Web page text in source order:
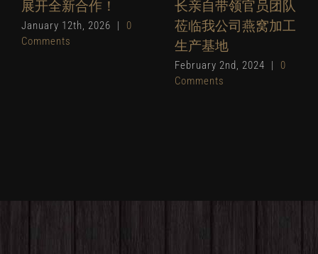
展开全新合作！
January 12th, 2026 |
0
Comments
长亲自带领官员团队
莅临我公司燕窝加工
生产基地
February 2nd, 2024 |
0
Comments